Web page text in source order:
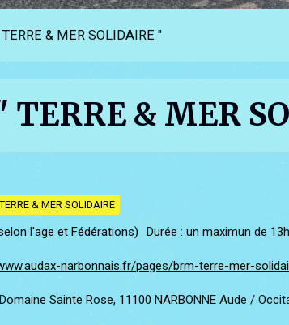
& MER SOLIDAIRE "
& MER
& MER SOLIDAIRE
l'age et Fédérations) Durée : un maximun de
narbonnais.fr/pages/brm-terre-mer-
Sainte Rose, 11100 NARBONNE Aude /